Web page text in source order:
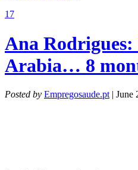
17
Ana Rodrigues:
Arabia… 8
Posted by Empregosaude.pt | June